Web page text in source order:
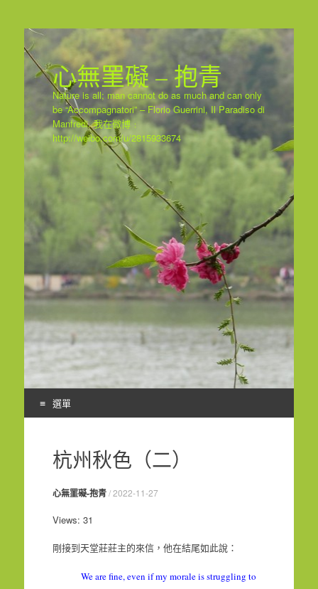
心無罣礙 – 抱青
Nature is all; man cannot do as much and can only
be “Accompagnatori” – Florio Guerrini, Il Paradiso di
Manfredi. 我在微博﹕
http://weibo.com/u/2815933674
選單
content杭州秋色（二）
心無罣礙-抱青/2022-11-27
Views: 31
剛接到天堂莊莊主的來信，他在結尾如此說：
We are fine, even if my morale is struggling to